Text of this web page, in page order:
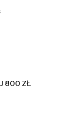
800 ZŁ